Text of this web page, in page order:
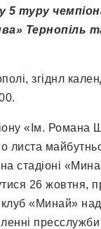
5 туру
Тернопіль
згіднл
«Ім. Романа
листа
стадіоні
26 жовтня,
«Минай»